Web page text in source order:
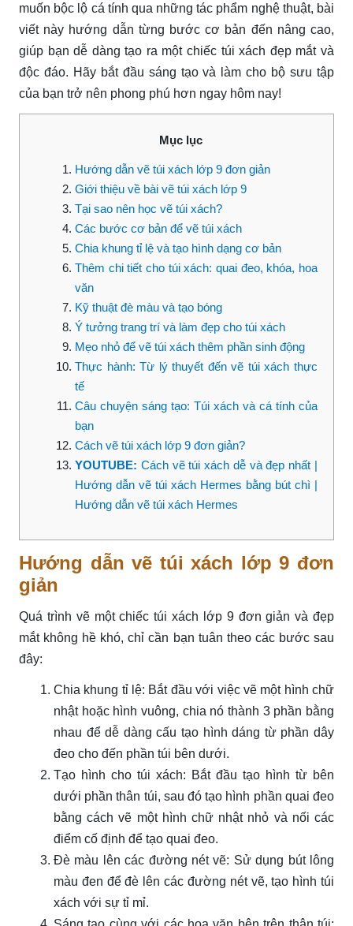
muốn bộc lộ cá tính qua những tác phẩm nghệ thuật, bài
viết này hướng dẫn từng bước cơ bản đến nâng cao,
giúp bạn dễ dàng tạo ra một chiếc túi xách đẹp mắt và
độc đáo. Hãy bắt đầu sáng tạo và làm cho bộ sưu tập
của bạn trở nên phong phú hơn ngay hôm nay!
Mục lục
Hướng dẫn vẽ túi xách lớp 9 đơn giản
Giới thiệu về bài vẽ túi xách lớp 9
Tại sao nên học vẽ túi xách?
Các bước cơ bản để vẽ túi xách
Chia khung tỉ lệ và tạo hình dạng cơ bản
Thêm chi tiết cho túi xách: quai đeo, khóa, hoa
văn
Kỹ thuật đè màu và tạo bóng
Ý tưởng trang trí và làm đẹp cho túi xách
Mẹo nhỏ để vẽ túi xách thêm phần sinh động
Thực hành: Từ lý thuyết đến vẽ túi xách thực
tế
Câu chuyện sáng tạo: Túi xách và cá tính của
bạn
Cách vẽ túi xách lớp 9 đơn giản?
YOUTUBE: Cách vẽ túi xách dễ và đẹp nhất |
Hướng dẫn vẽ túi xách Hermes bằng bút chì |
Hướng dẫn vẽ túi xách Hermes
Hướng dẫn vẽ túi xách lớp 9 đơn
giản
Quá trình vẽ một chiếc túi xách lớp 9 đơn giản và đẹp
mắt không hề khó, chỉ cần bạn tuân theo các bước sau
đây:
Chia khung tỉ lệ: Bắt đầu với việc vẽ một hình chữ
nhật hoặc hình vuông, chia nó thành 3 phần bằng
nhau để dễ dàng cấu tạo hình dáng từ phần dây
đeo cho đến phần túi bên dưới.
Tạo hình cho túi xách: Bắt đầu tạo hình từ bên
dưới phần thân túi, sau đó tạo hình phần quai đeo
bằng cách vẽ một hình chữ nhật nhỏ và nối các
điểm cố định để tạo quai đeo.
Đè màu lên các đường nét vẽ: Sử dụng bút lông
màu đen để đè lên các đường nét vẽ, tạo hình túi
xách với sự tỉ mỉ.